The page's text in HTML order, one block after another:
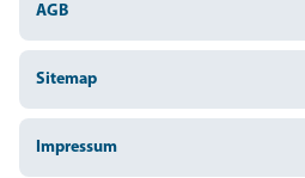
AGB
Sitemap
Impressum